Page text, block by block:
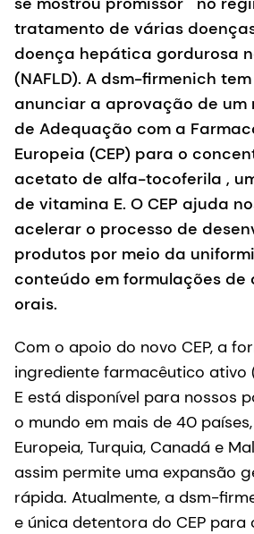
tratamento de várias
doença hepática gordurosa
(NAFLD). A dsm-firmenich
anunciar a aprovação de um
de Adequação com a
Europeia (CEP) para o
acetato de alfa-tocoferila ,
de vitamina E. O CEP ajuda
acelerar o processo de
produtos por meio da
conteúdo em formulações de
orais.
Com o apoio do novo CEP, a
ingrediente farmacêutico ativo
E está disponível para nossos
o mundo em mais de 40
Europeia, Turquia, Canadá e
assim permite uma expansão
rápida. Atualmente, a dsm-
e única detentora do CEP